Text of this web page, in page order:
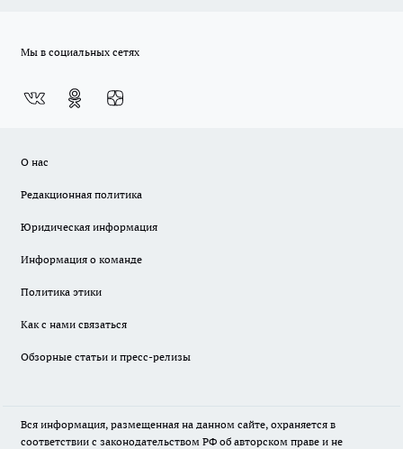
Мы в социальных сетях
О нас
Редакционная политика
Юридическая информация
Информация о команде
Политика этики
Как с нами связаться
Обзорные статьи и пресс-релизы
Вся информация, размещенная на данном сайте, охраняется в
соответствии с законодательством РФ об авторском праве и не